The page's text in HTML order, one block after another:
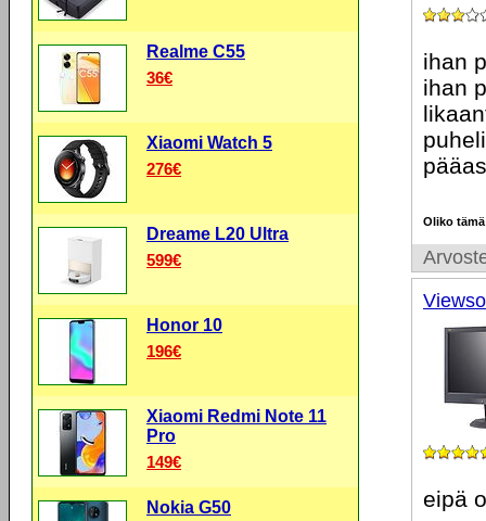
ihan
ihan
Oliko
eipä
Realme C55
36€
Xiaomi Watch 5
276€
Dreame L20 Ultra
599€
Honor 10
196€
Xiaomi Redmi Note 11
Pro
149€
Nokia G50